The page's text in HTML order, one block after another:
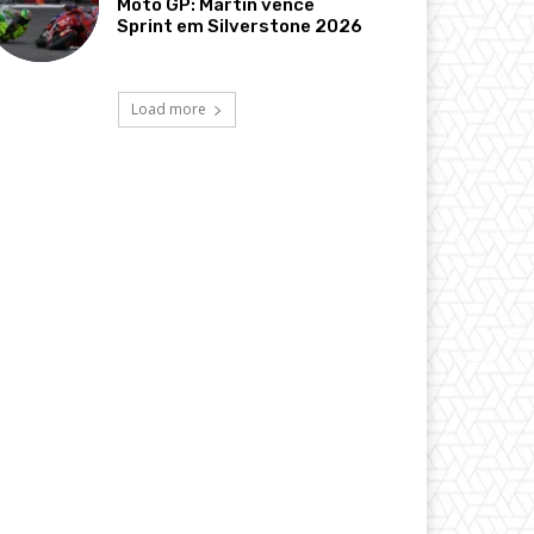
Moto GP: Martin vence
Sprint em Silverstone 2026
Load more